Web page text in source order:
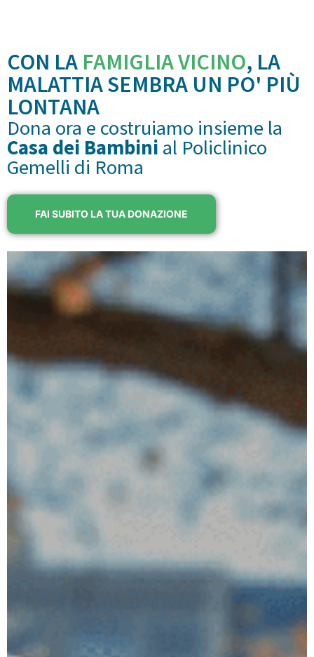
CON LA FAMIGLIA VICINO, LA
MALATTIA SEMBRA UN PO' PIÙ
LONTANA
Dona ora e costruiamo insieme la
Casa dei Bambini al Policlinico
Gemelli di Roma
FAI SUBITO LA TUA DONAZIONE